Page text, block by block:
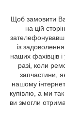
Щоб замовити
на цій
із
наших фахівців
разі, коли
запчастини,
нашому
купівлю, а ми
ви змогли